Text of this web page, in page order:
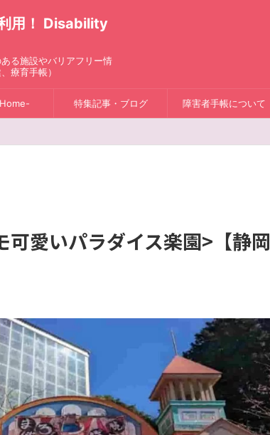
用！ Disability
る施設やバリアフリー情
療育手帳）
特集記事・ブログ 障害者手帳について
可愛いパラダイス楽園>【静岡